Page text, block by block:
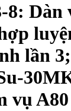
8: Dàn
lần
vụ A80